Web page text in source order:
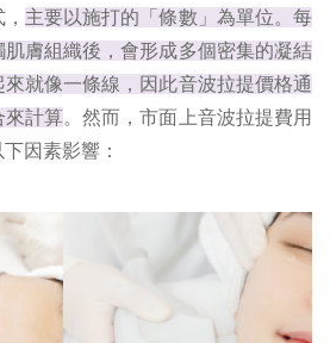
主要以施打的「條數」為單位。每
膚組織後，會形成多個密集的凝結
就像一條線，因此音波拉提價格通
來計算。然而，市面上音波拉提費用
因素影響：